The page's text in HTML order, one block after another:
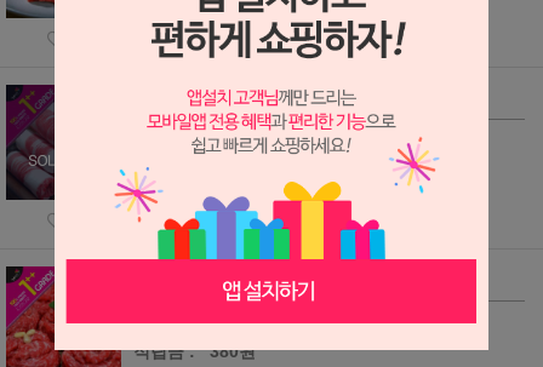
한우 오메가3 차돌박이 1++등급
상품가 : 20,000원 (7)
적립금 :
상품가 : 38,000원 (19)
적립금 : 380원